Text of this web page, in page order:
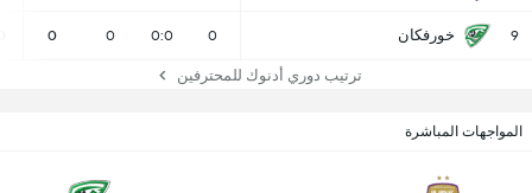
9 خورفكان 0
0:0
0
0
ترتيب دوري أدنوك للمحترفين
المواجهات المباشرة